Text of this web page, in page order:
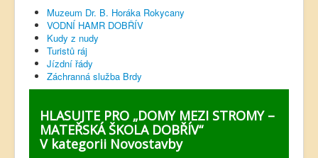
Muzeum Dr. B. Horáka Rokycany
VODNÍ HAMR DOBŘÍV
Kudy z nudy
Turistů ráj
Jízdní řády
Záchranná služba Brdy
HLASUJTE PRO „DOMY MEZI STROMY –
MATEŘSKÁ ŠKOLA DOBŘÍV“
V kategorii Novostavby